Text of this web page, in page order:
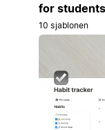
for students
10 sjablonen